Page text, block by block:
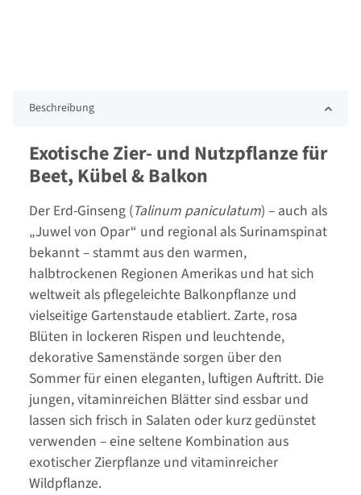
Beschreibung
Exotische Zier- und Nutzpflanze für
Beet, Kübel & Balkon
Der Erd-Ginseng (Talinum paniculatum) – auch als
„Juwel von Opar“ und regional als Surinamspinat
bekannt – stammt aus den warmen,
halbtrockenen Regionen Amerikas und hat sich
weltweit als pflegeleichte Balkonpflanze und
vielseitige Gartenstaude etabliert. Zarte, rosa
Blüten in lockeren Rispen und leuchtende,
dekorative Samenstände sorgen über den
Sommer für einen eleganten, luftigen Auftritt. Die
jungen, vitaminreichen Blätter sind essbar und
lassen sich frisch in Salaten oder kurz gedünstet
verwenden – eine seltene Kombination aus
exotischer Zierpflanze und vitaminreicher
Wildpflanze.